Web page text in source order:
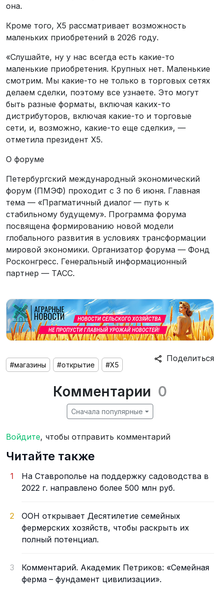
она.
Кроме того, Х5 рассматривает возможность
маленьких приобретений в 2026 году.
«Слушайте, ну у нас всегда есть какие-то
маленькие приобретения. Крупных нет. Маленькие
смотрим. Мы какие-то не только в торговых сетях
делаем сделки, поэтому все узнаете. Это могут
быть разные форматы, включая каких-то
дистрибуторов, включая какие-то и торговые
сети, и, возможно, какие-то еще сделки», —
отметила президент Х5.
О форуме
Петербургский международный экономический
форум (ПМЭФ) проходит с 3 по 6 июня. Главная
тема — «Прагматичный диалог — путь к
стабильному будущему». Программа форума
посвящена формированию новой модели
глобального развития в условиях трансформации
мировой экономики. Организатор форума — Фонд
Росконгресс. Генеральный информационный
партнер — ТАСС.
Поделиться
#магазины #открытие #Х5
Комментарии 0
Сначала популярные
Войдите, чтобы отправить комментарий
Читайте также
1
На Ставрополье на поддержку садоводства в
2022 г. направлено более 500 млн руб.
2
ООН открывает Десятилетие семейных
фермерских хозяйств, чтобы раскрыть их
полный потенциал.
3
Комментарий. Академик Петриков: «Семейная
ферма – фундамент цивилизации».